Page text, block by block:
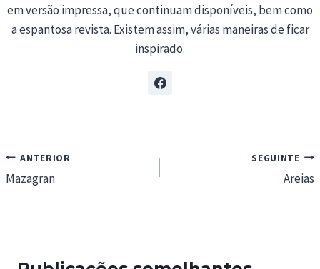
em versão impressa, que continuam disponíveis, bem como
a espantosa revista. Existem assim, várias maneiras de ficar
inspirado.
Navegação
de
ANTERIOR
Mazagran
SEGUINTE
Areias